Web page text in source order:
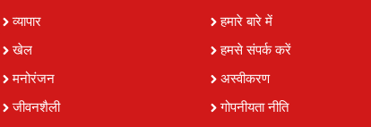
व्यापार
खेल
मनोरंजन
जीवनशैली
हमारे बारे में
हमसे संपर्क करें
अस्वीकरण
गोपनीयता नीति